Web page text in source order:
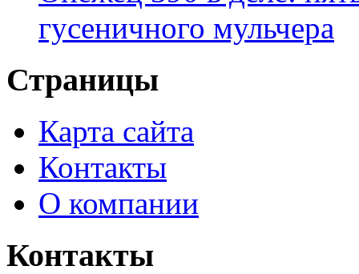
гусеничного мульчера
Страницы
Карта сайта
Контакты
О компании
Контакты